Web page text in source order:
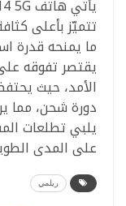
ما يمنحه قدرة
يقتصر تفوقه
دورة شحن، مما
يلبي تطلعات
على المدى
ريلمي